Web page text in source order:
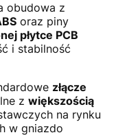
obudowa z
oraz piny
płytce PCB
i stabilność
złącze
z większością
na rynku
w gniazdo